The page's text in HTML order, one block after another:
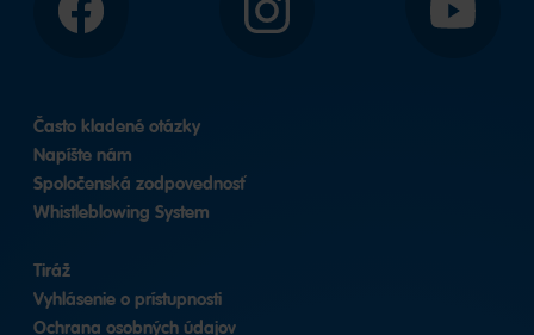
Facebook Instagram YouTube
Často kladené otázky
Napíšte nám
Spoločenská zodpovednosť
Whistleblowing System
Tiráž
Vyhlásenie o prístupnosti
Ochrana osobných údajov